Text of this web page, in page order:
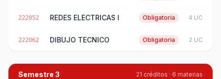
222052 REDES ELECTRICAS I Obligatoria 4 UC
222062 DIBUJO TECNICO Obligatoria 2 UC
Semestre 3 21 créditos · 6 materias